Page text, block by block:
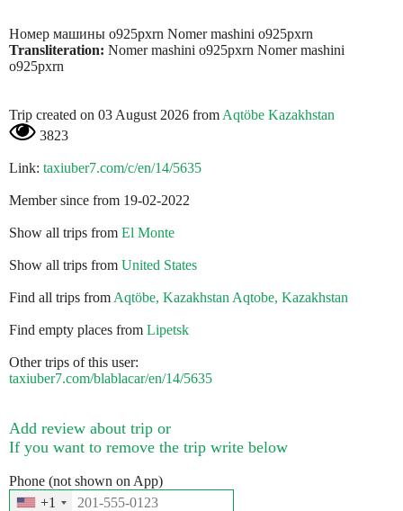
Номер машины o925pxrn Nomer mashini o925pxrn
Transliteration: Nomer mashini o925pxrn Nomer mashini
o925pxrn
Trip created on 03 August 2026 from Aqtöbe Kazakhstan
3823
Link: taxiuber7.com/c/en/14/5635
Member since from 19-02-2022
Show all trips from El Monte
Show all trips from United States
Find all trips from Aqtöbe, Kazakhstan Aqtobe, Kazakhstan
Find empty places from Lipetsk
Other trips of this user:
taxiuber7.com/blablacar/en/14/5635
Add review about trip or
If you want to remove the trip write below
Phone (not shown on App)
+1